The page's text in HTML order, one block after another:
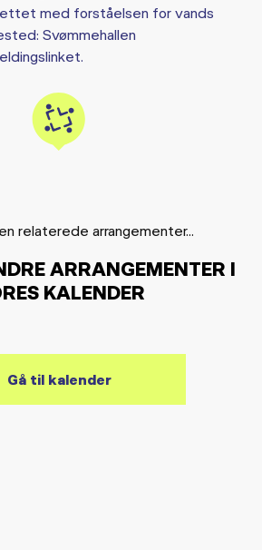
med forståelsen for vands
Svømmehallen
relaterede arrangementer...
ARRANGEMENTER I
KALENDER
Gå til kalender